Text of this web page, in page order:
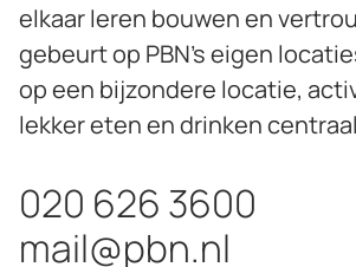
elkaar leren bouwen en
gebeurt op PBN’s eigen
op een bijzondere locatie,
lekker eten en drinken
020 626 3600
mail@pbn.nl